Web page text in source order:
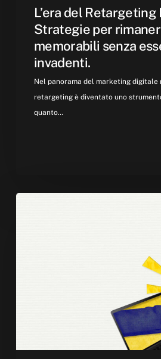
L’era del Retargeting
Strategie per
memorabili senza
invadenti.
Nel panorama del marketing digitale
retargeting è diventato uno
quanto…
Human-